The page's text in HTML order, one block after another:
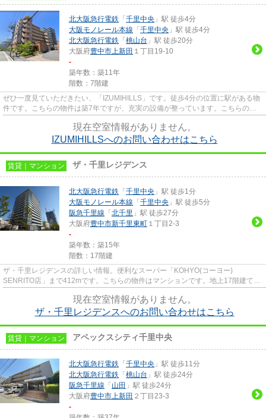
北大阪急行電鉄 「 千里中央 」駅 徒歩4分
大阪モノレール本線 「 千里中央 」駅 徒歩4分
北大阪急行電鉄 「 桃山台 」駅 徒歩20分
大阪府豊中市上新田 １丁目19-10
-
築年数：築11年
階数：7階建
ぜひ一度見ていただきたい、「IZUMIHILLS」です。徒歩4分の位置に駅がある物
件です。こちらの物件は築7年ですが、充実の設備が整っています。こちらの物
現在空室情報がありません。
IZUMIHILLSへのお問い合わせはこちら
賃貸｜マンション ザ・千里レジデンス
北大阪急行電鉄 「 千里中央 」駅 徒歩1分
大阪モノレール本線 「 千里中央 」駅 徒歩5分
阪急千里線 「 北千里 」駅 徒歩27分
大阪府豊中市新千里東町 １丁目2-3
-
築年数：築15年
階数：17階建
ザ・千里レジデンスの詳しい情報。便利なスーパー「KOHYO(コーヨー)
SENRITO店」まで412mです。こちらの物件はマンションです。地上17階建ての
現在空室情報がありません。
ザ・千里レジデンスへのお問い合わせはこちら
賃貸｜マンション アペックスシティ千里中央
北大阪急行電鉄 「 千里中央 」駅 徒歩11分
北大阪急行電鉄 「 桃山台 」駅 徒歩24分
阪急千里線 「 山田 」駅 徒歩24分
大阪府豊中市上新田 ２丁目23-3
-